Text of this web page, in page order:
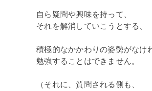
自ら疑問や興味を持って、
それを解消していこうとする、
積極的なかかわりの姿勢がなけ
勉強することはできません。
（それに、質問される側も、